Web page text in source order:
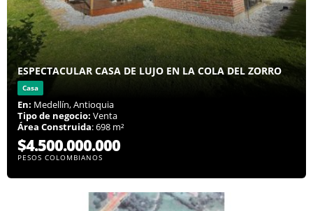
ESPECTACULAR CASA DE LUJO EN LA COLA DEL ZORRO
Casa
En: Medellín, Antioquia
Tipo de negocio: Venta
Área Construida: 698 m²
$4.500.000.000
PESOS COLOMBIANOS